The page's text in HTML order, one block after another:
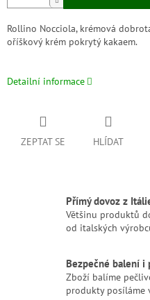
Rollino Nocciola, krémová
oříškový krém pokrytý kakaem.
Detailní informace
ZEPTAT SE HLÍDAT
Přímý dovoz z
Většinu produktů
od italských
Bezpečné balení i
Zboží balíme
produkty posíláme